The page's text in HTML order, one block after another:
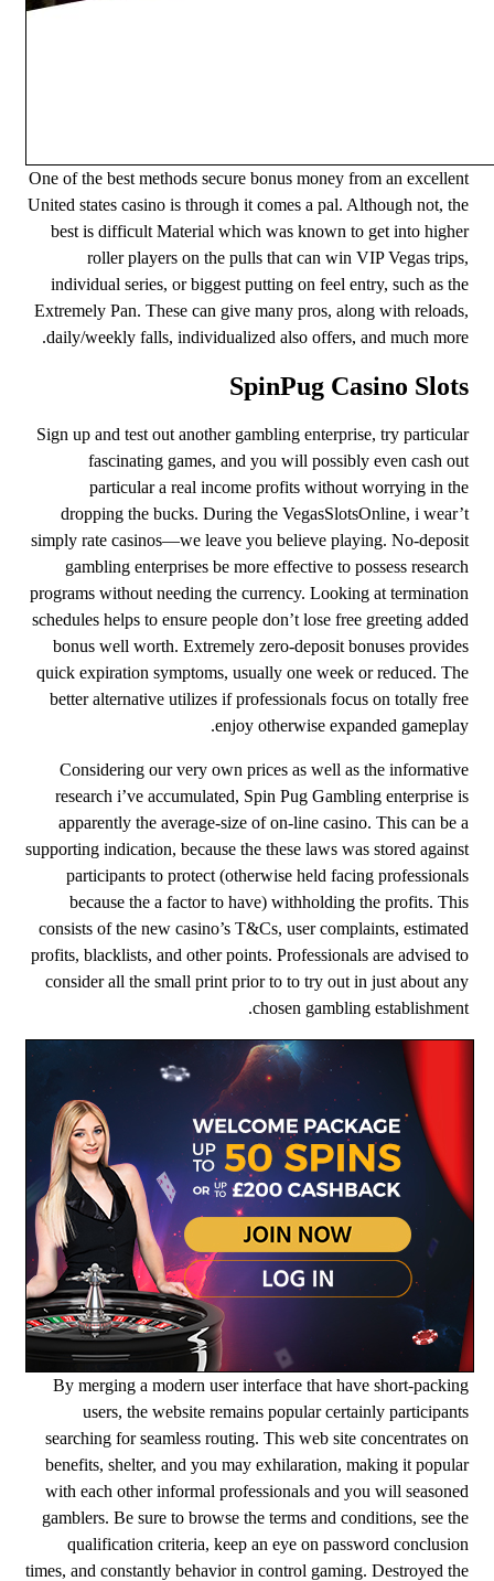
One of the best methods secure bonus money from an excellent
United states casino is through it comes a pal. Although not, the
best is difficult Material which was known to get into higher
roller players on the pulls that can win VIP Vegas trips,
individual series, or biggest putting on feel entry, such as the
Extremely Pan. These can give many pros, along with reloads,
daily/weekly falls, individualized also offers, and much more.
SpinPug Casino Slots
Sign up and test out another gambling enterprise, try particular
fascinating games, and you will possibly even cash out
particular a real income profits without worrying in the
dropping the bucks. During the VegasSlotsOnline, i wear’t
simply rate casinos—we leave you believe playing. No-deposit
gambling enterprises be more effective to possess research
programs without needing the currency. Looking at termination
schedules helps to ensure people don’t lose free greeting added
bonus well worth. Extremely zero-deposit bonuses provides
quick expiration symptoms, usually one week or reduced. The
better alternative utilizes if professionals focus on totally free
enjoy otherwise expanded gameplay.
Considering our very own prices as well as the informative
research i’ve accumulated, Spin Pug Gambling enterprise is
apparently the average-size of on-line casino. This can be a
supporting indication, because the these laws was stored against
participants to protect (otherwise held facing professionals
because the a factor to have) withholding the profits. This
consists of the new casino’s T&Cs, user complaints, estimated
profits, blacklists, and other points. Professionals are advised to
consider all the small print prior to to try out in just about any
chosen gambling establishment.
By merging a modern user interface that have short-packing
users, the website remains popular certainly participants
searching for seamless routing. This web site concentrates on
benefits, shelter, and you may exhilaration, making it popular
with each other informal professionals and you will seasoned
gamblers. Be sure to browse the terms and conditions, see the
qualification criteria, keep an eye on password conclusion
times, and constantly behavior in control gaming. Destroyed the